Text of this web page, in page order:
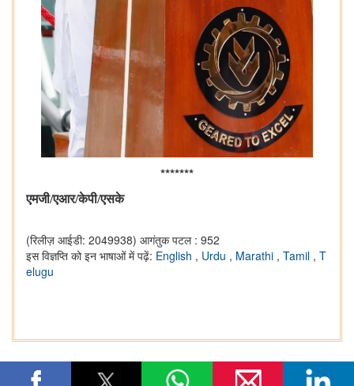
*******
एमजी/एआर/केपी/एसके
(रिलीज़ आईडी: 2049938) आगंतुक पटल : 952
इस विज्ञप्ति को इन भाषाओं में पढ़ें: English , Urdu , Marathi , Tamil , T
elugu